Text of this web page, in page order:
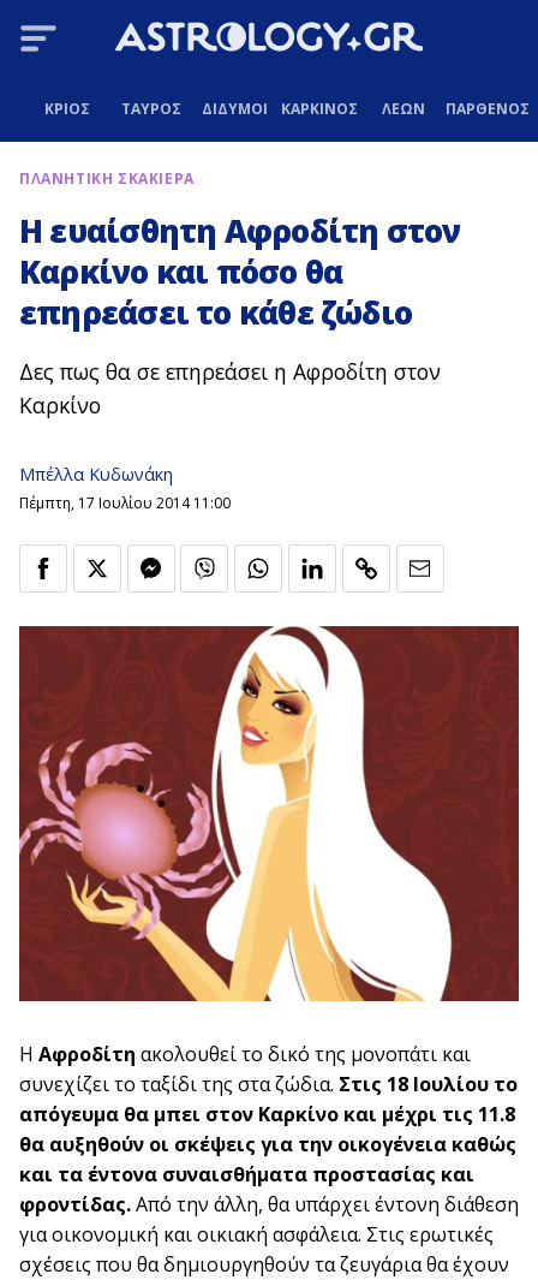
ΚΡΙΟΣ ΤΑΥΡΟΣ ΔΙΔΥΜΟΙ ΚΑΡΚΙΝΟΣ ΛΕΩΝ ΠΑΡΘΕΝΟΣ
ΠΛΑΝΗΤΙΚΗ ΣΚΑΚΙΕΡΑ
Η ευαίσθητη Αφροδίτη στον
Καρκίνο και πόσο θα
επηρεάσει το κάθε ζώδιο
Δες πως θα σε επηρεάσει η Αφροδίτη στον
Καρκίνο
Μπέλλα Κυδωνάκη
Πέμπτη, 17 Ιουλίου 2014 11:00
Η Αφροδίτη ακολουθεί το δικό της μονοπάτι και
συνεχίζει το ταξίδι της στα ζώδια. Στις 18 Ιουλίου το
απόγευμα θα μπει στον Καρκίνο και μέχρι τις 11.8
θα αυξηθούν οι σκέψεις για την οικογένεια καθώς
και τα έντονα συναισθήματα προστασίας και
φροντίδας.Από την άλλη, θα υπάρχει έντονη διάθεση
για οικονομική και οικιακή ασφάλεια. Στις ερωτικές
σχέσεις που θα δημιουργηθούν τα ζευγάρια θα έχουν